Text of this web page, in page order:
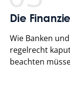
Die
Wie Banken
regelrecht
beachten